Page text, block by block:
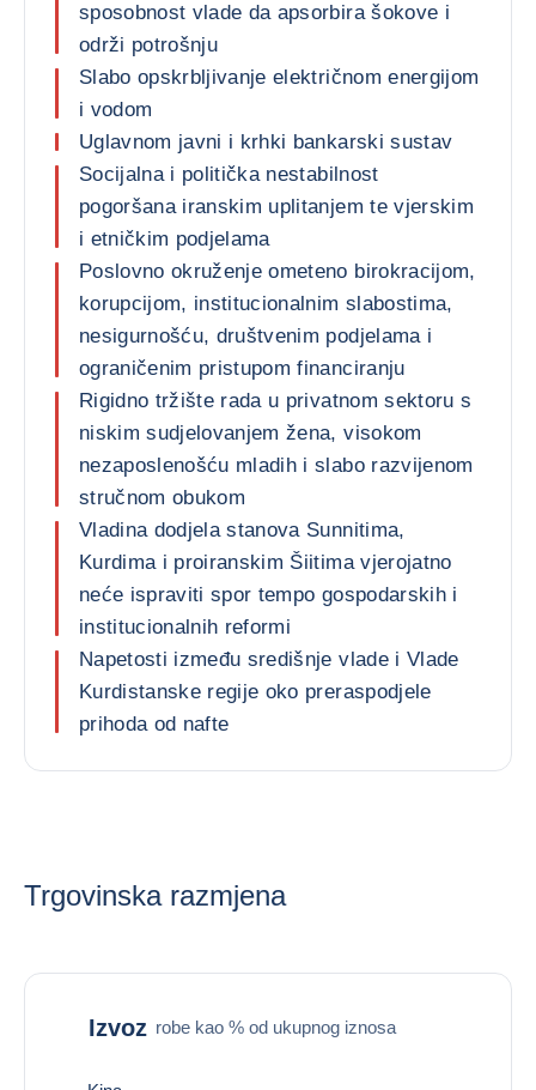
sposobnost vlade da apsorbira šokove i
održi potrošnju
Slabo opskrbljivanje električnom energijom
i vodom
Uglavnom javni i krhki bankarski sustav
Socijalna i politička nestabilnost
pogoršana iranskim uplitanjem te vjerskim
i etničkim podjelama
Poslovno okruženje ometeno birokracijom,
korupcijom, institucionalnim slabostima,
nesigurnošću, društvenim podjelama i
ograničenim pristupom financiranju
Rigidno tržište rada u privatnom sektoru s
niskim sudjelovanjem žena, visokom
nezaposlenošću mladih i slabo razvijenom
stručnom obukom
Vladina dodjela stanova Sunnitima,
Kurdima i proiranskim Šiitima vjerojatno
neće ispraviti spor tempo gospodarskih i
institucionalnih reformi
Napetosti između središnje vlade i Vlade
Kurdistanske regije oko preraspodjele
prihoda od nafte
Trgovinska razmjena
Izvoz robe kao % od ukupnog iznosa